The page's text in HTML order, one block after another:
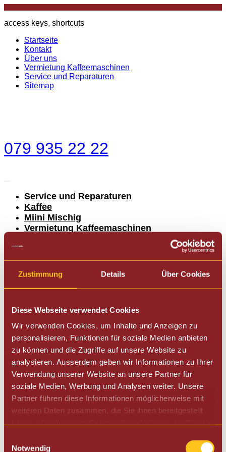
Zustimmung Details Über Cookies
Diese Webseite verwendet Cookies
Wir verwenden Cookies, um Inhalte und Anzeigen zu
personalisieren, Funktionen für soziale Medien anbieten
zu können und die Zugriffe auf unsere Website zu
analysieren. Ausserdem geben wir Informationen zu Ihrer
Verwendung unserer Website an unsere Partner für
soziale Medien, Werbung und Analysen weiter. Unsere
Partner führen diese Informationen möglicherweise mit
weiteren Daten zusammen, die Sie ihnen bereitgestellt
Notwendig
access keys, shortcuts
Startseite
Kontakt
Über uns
Vermietung Kaffeemaschinen
Service und Reparaturen
Sitemap
079 935 22 22
Service und Reparaturen
Kaffee
Miini Mischig
Vermietung Kaffeemaschinen
Siebträger Espressomaschinen
Kaffeepadmaschinen
Filterkaffeemaschinen
Kolbenmaschinen
Zufriedenheitsgarantie
Über uns
Kontakt
Öffnungszeiten
Mittwoch
09.00bis14.00 Uhr
Donnerstag und Freitag
09.00bis17.00 Uhr
nach Vereinbarung
Sonntag, Montag, Dienstag
Parkplätze finden Sie vor dem Ladenlokal.